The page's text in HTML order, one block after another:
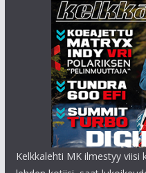
Kelkkalehti MK ilmestyy viisi